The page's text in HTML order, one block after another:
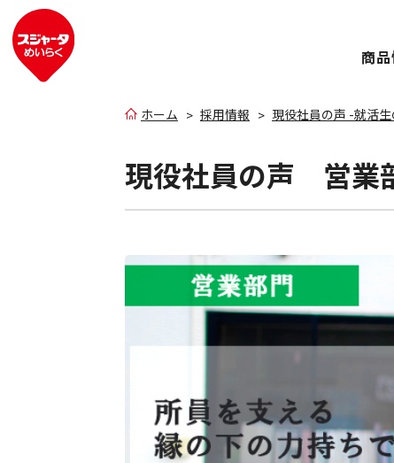
商
ホーム 採用情報 現役社員の声 -就活
現役社員の声 営業